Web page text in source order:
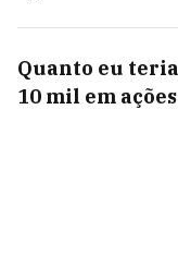
Quanto eu
10 mil em